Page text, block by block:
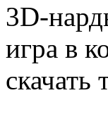
3D-
игра в
скачать